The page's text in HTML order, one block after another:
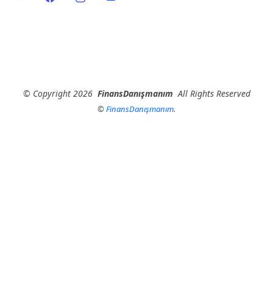
© Copyright2026 FinansDanışmanım All Rights Reserved
©FinansDanışmanım.